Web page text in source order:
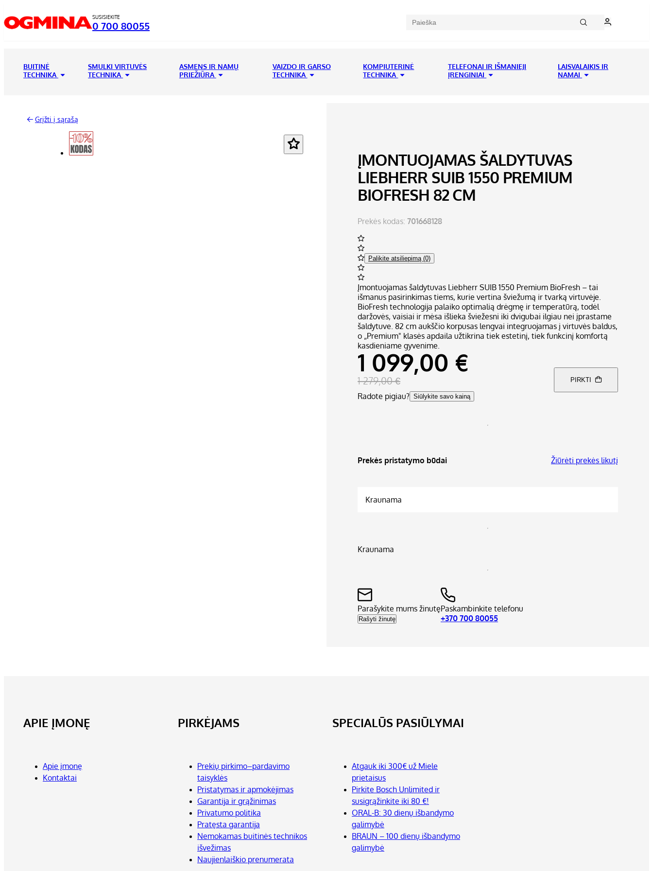
SUSISIEKITE
0 700 80055
BUITINĖ
TECHNIKA
SMULKI VIRTUVĖS
TECHNIKA
ASMENS IR NAMŲ
PRIEŽIŪRA
VAIZDO IR GARSO
TECHNIKA
KOMPIUTERINĖ
TECHNIKA
TELEFONAI IR IŠMANIEJI
ĮRENGINIAI
LAISVALAIKIS IR
NAMAI
Grįžti į sąrašą
ĮMONTUOJAMAS ŠALDYTUVAS
LIEBHERR SUIB 1550 PREMIUM
BIOFRESH 82 CM
Prekės kodas: 701668128
Palikite atsiliepimą (0)
Įmontuojamas šaldytuvas Liebherr SUIB 1550 Premium BioFresh – tai
išmanus pasirinkimas tiems, kurie vertina šviežumą ir tvarką virtuvėje.
BioFresh technologija palaiko optimalią drėgmę ir temperatūrą, todėl
daržovės, vaisiai ir mėsa išlieka šviežesni iki dvigubai ilgiau nei įprastame
šaldytuve. 82 cm aukščio korpusas lengvai integruojamas į virtuvės baldus,
o „Premium" klasės apdaila užtikrina tiek estetinį, tiek funkcinį komfortą
kasdieniame gyvenime.
1 099,00 €
1 279,00 €
Radote pigiau? Siūlykite savo kainą
PIRKTI
Prekės pristatymo būdai Žiūrėti prekės likutį
Kraunama
Kraunama
Parašykite mums žinutę
Rašyti žinutę
Paskambinkite telefonu
+370 700 80055
APIE ĮMONĘ
Apie įmonę
Kontaktai
PIRKĖJAMS
Prekių pirkimo–pardavimo
taisyklės
Pristatymas ir apmokėjimas
Garantija ir grąžinimas
Privatumo politika
Pratęsta garantija
Nemokamas buitinės technikos
išvežimas
Naujienlaiškio prenumerata
SPECIALŪS PASIŪLYMAI
Atgauk iki 300€ už Miele
prietaisus
Pirkite Bosch Unlimited ir
susigrąžinkite iki 80 €!
ORAL-B: 30 dienų išbandymo
galimybė
BRAUN – 100 dienų išbandymo
galimybė